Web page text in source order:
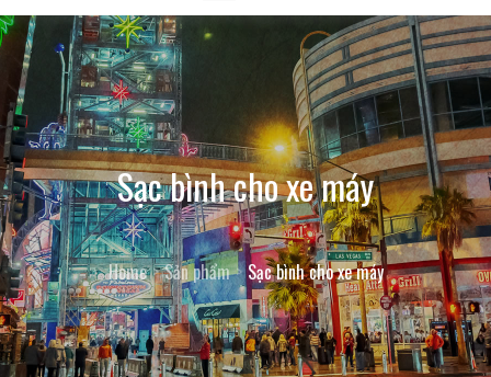
Sạc bình cho xe máy
Home Sản phẩm Sạc bình cho xe máy